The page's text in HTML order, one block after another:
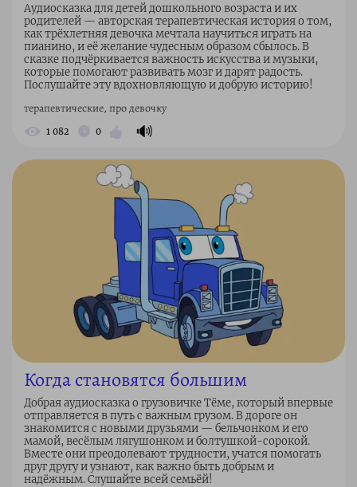
Аудиосказка для детей дошкольного возраста и их
родителей — авторская терапевтическая история о том,
как трёхлетняя девочка мечтала научиться играть на
пианино, и её желание чудесным образом сбылось. В
сказке подчёркивается важность искусства и музыки,
которые помогают развивать мозг и дарят радость.
Послушайте эту вдохновляющую и добрую историю!
терапевтические, про девочку
1 082 0 🔊
Когда становятся большим
Добрая аудиосказка о грузовичке Тёме, который впервые
отправляется в путь с важным грузом. В дороге он
знакомится с новыми друзьями — бельчонком и его
мамой, весёлым лягушонком и болтушкой-сорокой.
Вместе они преодолевают трудности, учатся помогать
друг другу и узнают, как важно быть добрым и
надёжным. Слушайте всей семьёй!